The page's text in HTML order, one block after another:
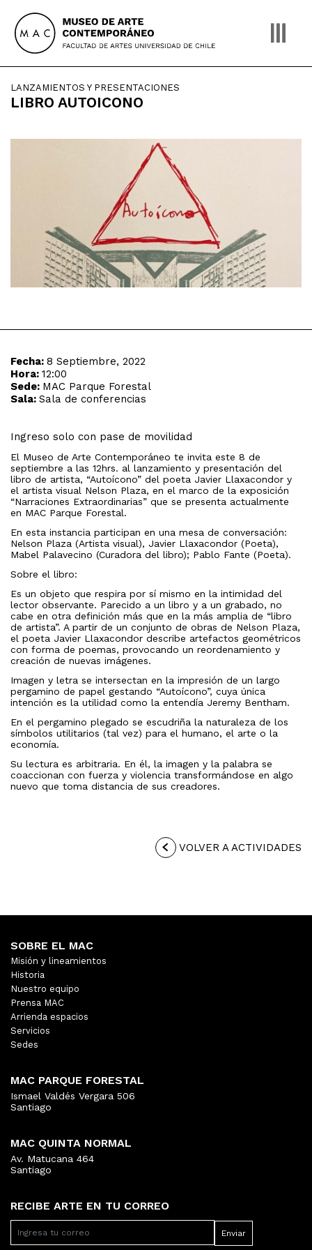
content
LANZAMIENTOS Y PRESENTACIONES
LIBRO AUTOICONO
Fecha: 8 Septiembre, 2022
Hora: 12:00
Sede: MAC Parque Forestal
Sala: Sala de conferencias
Ingreso solo con pase de movilidad
El Museo de Arte Contemporáneo te invita este 8 de
septiembre a las 12hrs. al lanzamiento y presentación del
libro de artista, “Autoícono” del poeta Javier Llaxacondor y
el artista visual Nelson Plaza, en el marco de la exposición
“Narraciones Extraordinarias” que se presenta actualmente
en MAC Parque Forestal.
En esta instancia participan en una mesa de conversación:
Nelson Plaza (Artista visual), Javier Llaxacondor (Poeta),
Mabel Palavecino (Curadora del libro); Pablo Fante (Poeta).
Sobre el libro:
Es un objeto que respira por sí mismo en la intimidad del
lector observante. Parecido a un libro y a un grabado, no
cabe en otra definición más que en la más amplia de “libro
de artista”. A partir de un conjunto de obras de Nelson Plaza,
el poeta Javier Llaxacondor describe artefactos geométricos
con forma de poemas, provocando un reordenamiento y
creación de nuevas imágenes.
Imagen y letra se intersectan en la impresión de un largo
pergamino de papel gestando “Autoícono”, cuya única
intención es la utilidad como la entendía Jeremy Bentham.
En el pergamino plegado se escudriña la naturaleza de los
símbolos utilitarios (tal vez) para el humano, el arte o la
economía.
Su lectura es arbitraria. En él, la imagen y la palabra se
coaccionan con fuerza y violencia transformándose en algo
nuevo que toma distancia de sus creadores.
VOLVER A ACTIVIDADES
RECIBE ARTE EN TU CORREO
SOBRE EL MAC
Misión y lineamientos
Historia
Nuestro equipo
Prensa MAC
Arrienda espacios
Servicios
Sedes
MAC PARQUE FORESTAL
Ismael Valdés Vergara 506
Santiago
MAC QUINTA NORMAL
Av. Matucana 464
Santiago